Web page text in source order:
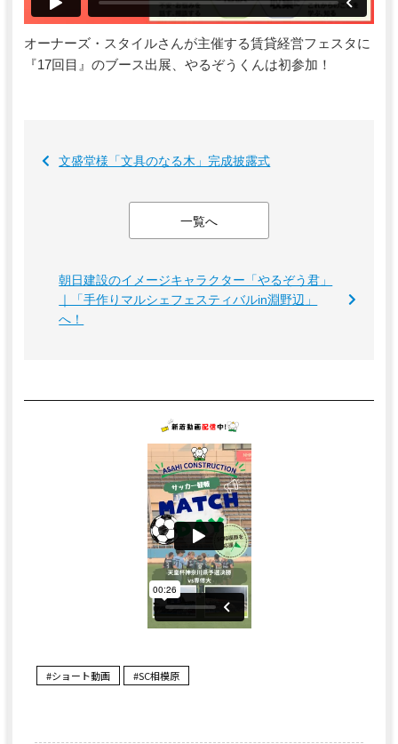
オーナーズ・スタイルさんが主催する賃貸経営フェスタに
『17回目』のブース出展、やるぞうくんは初参加！
文盛堂様「文具のなる木」完成披露式
一覧へ
朝日建設のイメージキャラクター「やるぞう君」
｜「手作りマルシェフェスティバルin淵野辺」
へ！